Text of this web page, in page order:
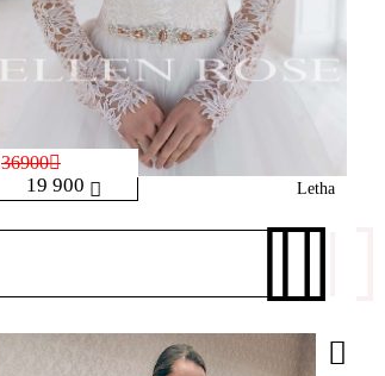
19 900
36900
Letha